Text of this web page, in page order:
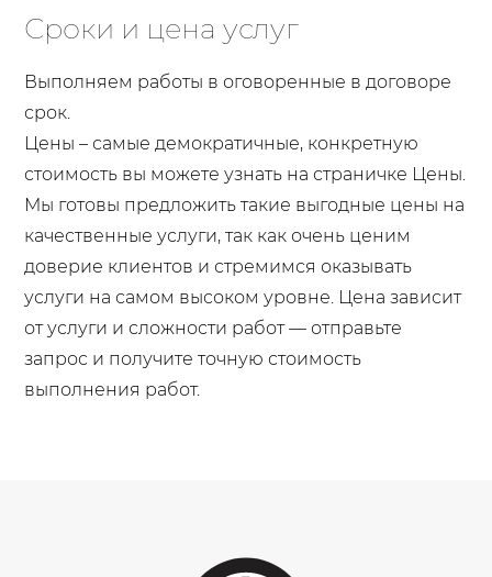
Сроки и цена услуг
Выполняем работы в оговоренные в договоре
срок.
Цены – самые демократичные, конкретную
стоимость вы можете узнать на страничке Цены.
Мы готовы предложить такие выгодные цены на
качественные услуги, так как очень ценим
доверие клиентов и стремимся оказывать
услуги на самом высоком уровне. Цена зависит
от услуги и сложности работ — отправьте
запрос и получите точную стоимость
выполнения работ.